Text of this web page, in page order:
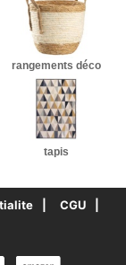
rangements déco
tapis
CGU